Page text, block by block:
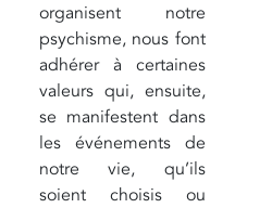
organisent notre
psychisme, nous font
adhérer à certaines
valeurs qui, ensuite,
se manifestent dans
les événements de
notre vie, qu’ils
soient choisis ou